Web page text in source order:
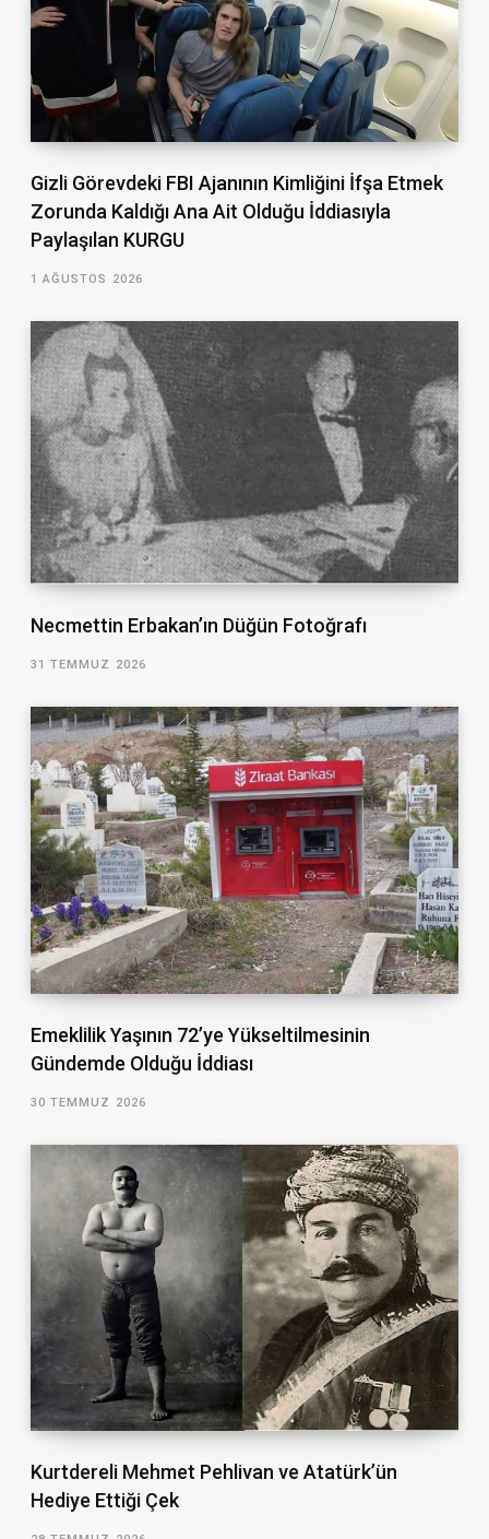
Gizli Görevdeki FBI Ajanının Kimliğini İfşa Etmek
Zorunda Kaldığı Ana Ait Olduğu İddiasıyla
Paylaşılan KURGU
1 AĞUSTOS 2026
Necmettin Erbakan’ın Düğün Fotoğrafı
31 TEMMUZ 2026
Emeklilik Yaşının 72’ye Yükseltilmesinin
Gündemde Olduğu İddiası
30 TEMMUZ 2026
Kurtdereli Mehmet Pehlivan ve Atatürk’ün
Hediye Ettiği Çek